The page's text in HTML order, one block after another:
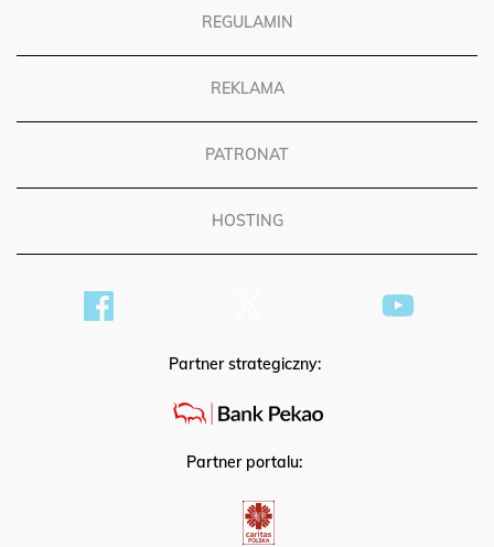
REGULAMIN
REKLAMA
PATRONAT
HOSTING
Partner strategiczny:
Partner portalu: